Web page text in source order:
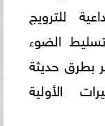
للترويج
الضوء
بطرق حديثة
الأولية